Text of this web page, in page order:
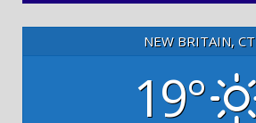
NEW BRITAIN, CT
19°